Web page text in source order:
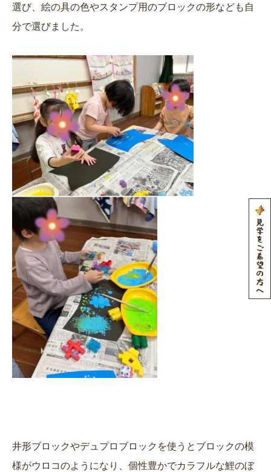
選び、絵の具の色やスタンプ用のブロックの形なども自
分で選びました。
井形ブロックやデュプロブロックを使うとブロックの模
様がウロコのようになり、個性豊かでカラフルな鯉のぼ